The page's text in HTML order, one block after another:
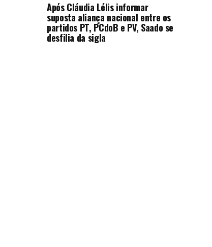
Após Cláudia Lélis informar
suposta aliança nacional entre os
partidos PT, PCdoB e PV, Saado se
desfilia da sigla